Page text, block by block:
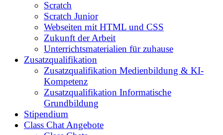
Scratch
Scratch Junior
Webseiten mit HTML und CSS
Zukunft der Arbeit
Unterrichtsmaterialien für zuhause
Zusatzqualifikation
Zusatzqualifikation Medienbildung & KI-
Kompetenz
Zusatzqualifikation Informatische
Grundbildung
Stipendium
Class Chat Angebote